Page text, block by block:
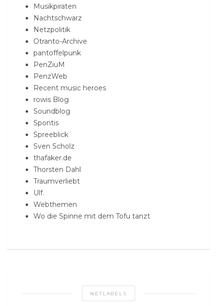
Musikpiraten
Nachtschwarz
Netzpolitik
Otranto-Archive
pantoffelpunk
PenZiuM
PenzWeb
Recent music heroes
rowis Blog
Soundblog
Spontis
Spreeblick
Sven Scholz
thafaker.de
Thorsten Dahl
Traumverliebt
Ulf.
Webthemen
Wo die Spinne mit dem Tofu tanzt
NETLABELS